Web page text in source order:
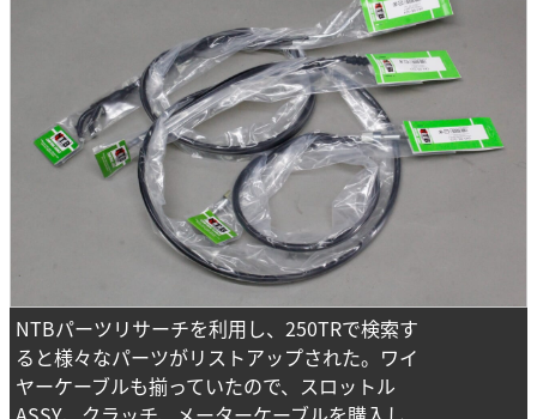
NTBパーツリサーチを利用し、250TRで検索す
ると様々なパーツがリストアップされた。ワイ
ヤーケーブルも揃っていたので、スロットル